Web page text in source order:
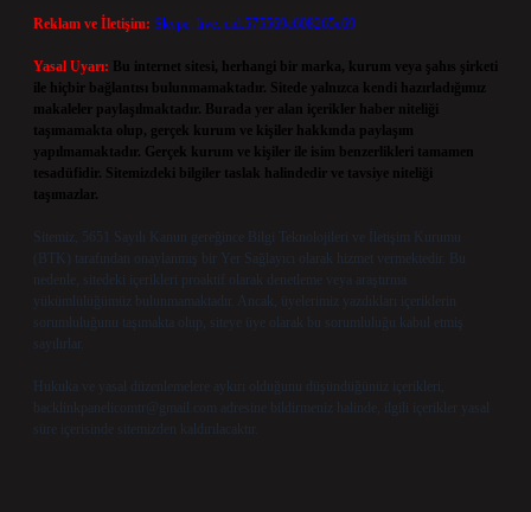
Reklam ve İletişim: Skype: live:.cid.575569c608265c69
Yasal Uyarı:
Bu internet sitesi, herhangi bir marka, kurum veya şahıs şirketi
ile hiçbir bağlantısı bulunmamaktadır. Sitede yalnızca kendi hazırladığımız
makaleler paylaşılmaktadır. Burada yer alan içerikler haber niteliği
taşımamakta olup, gerçek kurum ve kişiler hakkında paylaşım
yapılmamaktadır. Gerçek kurum ve kişiler ile isim benzerlikleri tamamen
tesadüfidir. Sitemizdeki bilgiler taslak halindedir ve tavsiye niteliği
taşımazlar.
Sitemiz, 5651 Sayılı Kanun gereğince Bilgi Teknolojileri ve İletişim Kurumu
(BTK) tarafından onaylanmış bir Yer Sağlayıcı olarak hizmet vermektedir. Bu
nedenle, sitedeki içerikleri proaktif olarak denetleme veya araştırma
yükümlülüğümüz bulunmamaktadır. Ancak, üyelerimiz yazdıkları içeriklerin
sorumluluğunu taşımakta olup, siteye üye olarak bu sorumluluğu kabul etmiş
sayılırlar.
Hukuka ve yasal düzenlemelere aykırı olduğunu düşündüğünüz içerikleri,
backlinkpanelicomtr@gmail.com adresine bildirmeniz halinde, ilgili içerikler yasal
süre içerisinde sitemizden kaldırılacaktır.